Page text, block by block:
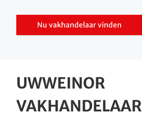
Nu vakhandelaar vinden
UWWEINOR
VAKHANDELAAR